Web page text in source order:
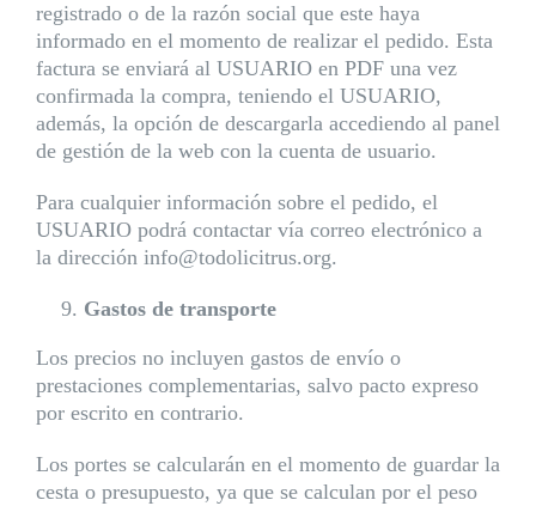
registrado o de la razón social que este haya
informado en el momento de realizar el pedido. Esta
factura se enviará al USUARIO en PDF una vez
confirmada la compra, teniendo el USUARIO,
además, la opción de descargarla accediendo al panel
de gestión de la web con la cuenta de usuario.
Para cualquier información sobre el pedido, el
USUARIO podrá contactar vía correo electrónico a
la dirección info@todolicitrus.org.
Gastos de transporte
Los precios no incluyen gastos de envío o
prestaciones complementarias, salvo pacto expreso
por escrito en contrario.
Los portes se calcularán en el momento de guardar la
cesta o presupuesto, ya que se calculan por el peso